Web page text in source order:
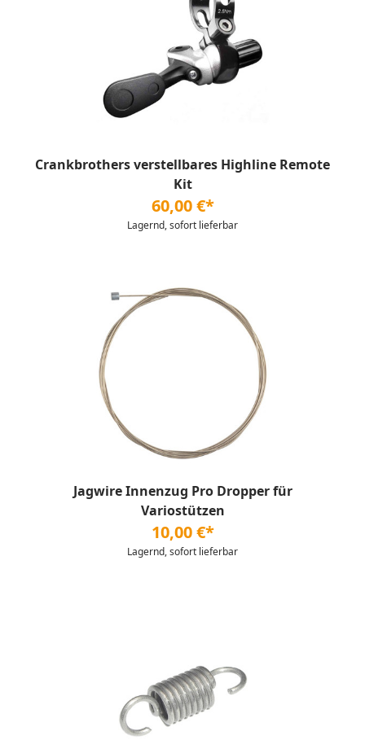
Crankbrothers verstellbares Highline Remote
Kit
60,00 €*
Lagernd, sofort lieferbar
Jagwire Innenzug Pro Dropper für
Variostützen
10,00 €*
Lagernd, sofort lieferbar